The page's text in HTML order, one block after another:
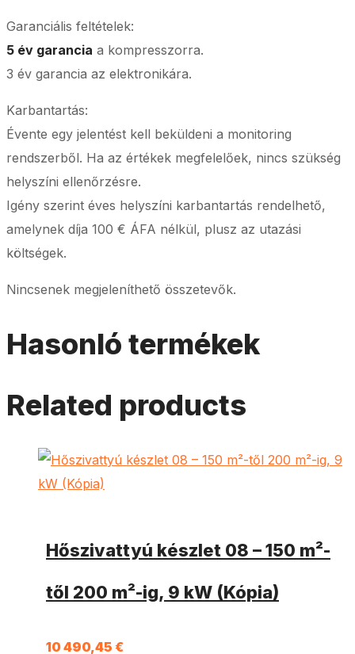
Garanciális feltételek:
5 év garancia a kompresszorra.
3 év garancia az elektronikára.
Karbantartás:
Évente egy jelentést kell beküldeni a monitoring
rendszerből. Ha az értékek megfelelőek, nincs szükség
helyszíni ellenőrzésre.
Igény szerint éves helyszíni karbantartás rendelhető,
amelynek díja 100 € ÁFA nélkül, plusz az utazási
költségek.
Nincsenek megjeleníthető összetevők.
Hasonló termékek
Related products
Hőszivattyú készlet 08 – 150 m²-
től 200 m²-ig, 9 kW (Kópia)
10 490,45 €